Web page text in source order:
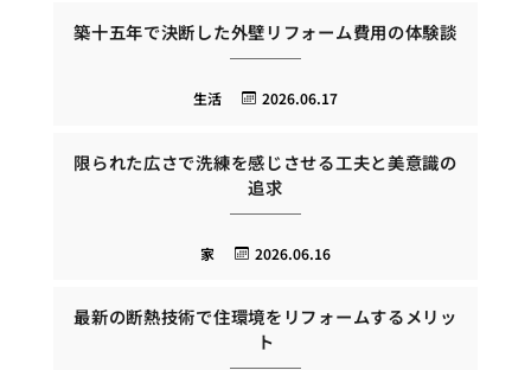
築十五年で決断した外壁リフォーム費用の体験談
2026.06.17
生活
限られた広さで洗練を感じさせる工夫と美意識の
追求
2026.06.16
家
最新の断熱技術で住環境をリフォームするメリッ
ト